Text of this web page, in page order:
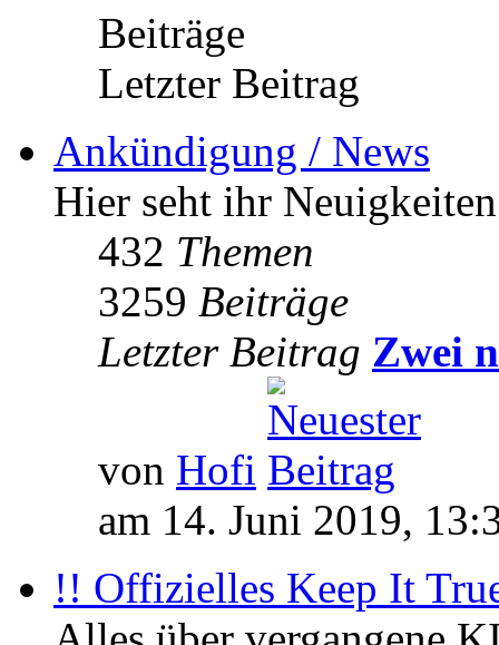
Beiträge
Letzter Beitrag
Ankündigung / News
Hier seht ihr
432 Themen
3259 Beiträge
Letzter Beitrag Zwei
von Hofi
am 14. Juni 2019,
!! Offizielles Keep It